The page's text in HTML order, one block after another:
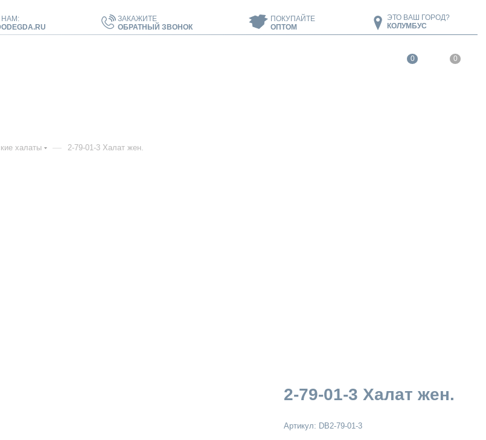
ЗАКАЖИТЕ
ОБРАТНЫЙ ЗВОНОК
ПОКУПАЙТЕ
ОПТОМ
ЭТО ВАШ ГОРОД?
КОЛУМБУС
0 0
халаты — 2-79-01-3 Халат жен.
2-79-01-3 Халат жен.
Артикул: DB2-79-01-3